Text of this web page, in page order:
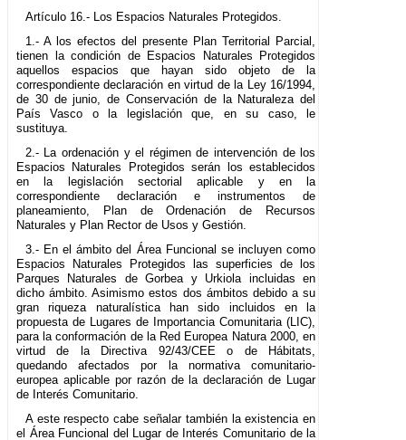
Artículo 16.- Los Espacios Naturales Protegidos.
1.- A los efectos del presente Plan Territorial Parcial,
tienen la condición de Espacios Naturales Protegidos
aquellos espacios que hayan sido objeto de la
correspondiente declaración en virtud de la Ley 16/1994,
de 30 de junio, de Conservación de la Naturaleza del
País Vasco o la legislación que, en su caso, le
sustituya.
2.- La ordenación y el régimen de intervención de los
Espacios Naturales Protegidos serán los establecidos
en la legislación sectorial aplicable y en la
correspondiente declaración e instrumentos de
planeamiento, Plan de Ordenación de Recursos
Naturales y Plan Rector de Usos y Gestión.
3.- En el ámbito del Área Funcional se incluyen como
Espacios Naturales Protegidos las superficies de los
Parques Naturales de Gorbea y Urkiola incluidas en
dicho ámbito. Asimismo estos dos ámbitos debido a su
gran riqueza naturalística han sido incluidos en la
propuesta de Lugares de Importancia Comunitaria (LIC),
para la conformación de la Red Europea Natura 2000, en
virtud de la Directiva 92/43/CEE o de Hábitats,
quedando afectados por la normativa comunitario-
europea aplicable por razón de la declaración de Lugar
de Interés Comunitario.
A este respecto cabe señalar también la existencia en
el Área Funcional del Lugar de Interés Comunitario de la